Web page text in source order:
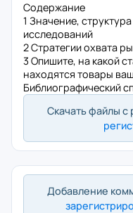
Содержание
1 Значение,
исследований
2 Стратегии охвата
3 Опишите, на какой
находятся товары
Библиографический
Скачать файлы с
Добавление